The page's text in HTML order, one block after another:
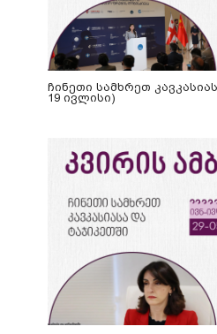
ჩინეთი სამხრეთ
19 ივლისი)